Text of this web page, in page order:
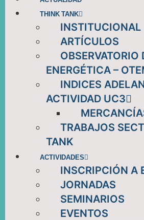
THINK TANK
INSTITUCIONAL
ARTÍCULOS
ENERGÉTICA –
INDICES
ACTIVIDAD UC3
TRABAJOS
TANK
ACTIVIDADES
INSCRIPCIÓN A
JORNADAS
SEMINARIOS
EVENTOS